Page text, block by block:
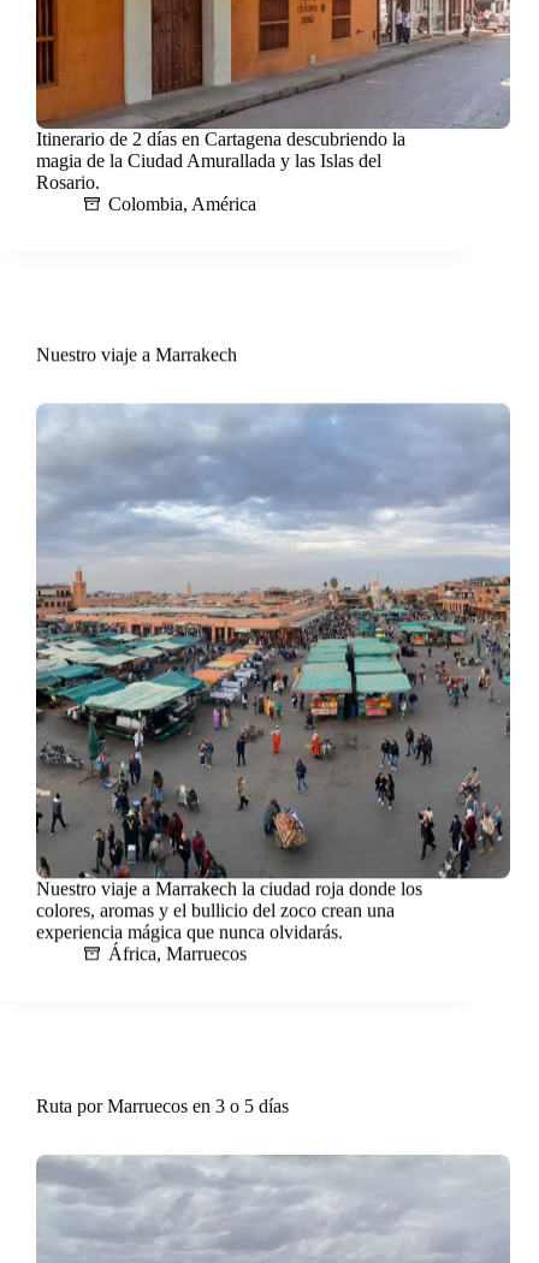
Itinerario de 2 días en Cartagena descubriendo la
magia de la Ciudad Amurallada y las Islas del
Rosario.
Colombia, América
Nuestro viaje a Marrakech
Nuestro viaje a Marrakech la ciudad roja donde los
colores, aromas y el bullicio del zoco crean una
experiencia mágica que nunca olvidarás.
África, Marruecos
Ruta por Marruecos en 3 o 5 días